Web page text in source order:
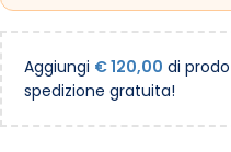
Aggiungi €120,00 di
spedizione gratuita!